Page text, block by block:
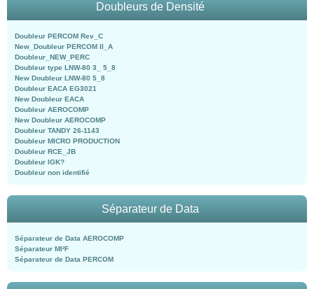
Doubleurs de Densité
Doubleur PERCOM Rev_C
New_Doubleur PERCOM II_A
Doubleur_NEW_PERC
Doubleur type LNW-80 3_ 5_8
New Doubleur LNW-80 5_8
Doubleur EACA EG3021
New Doubleur EACA
Doubleur AEROCOMP
New Doubleur AEROCOMP
Doubleur TANDY 26-1143
Doubleur MICRO PRODUCTION
Doubleur RCE_JB
Doubleur IGK?
Doubleur non identifié
Séparateur de Data
Séparateur de Data AEROCOMP
Séparateur MI²F
Séparateur de Data PERCOM